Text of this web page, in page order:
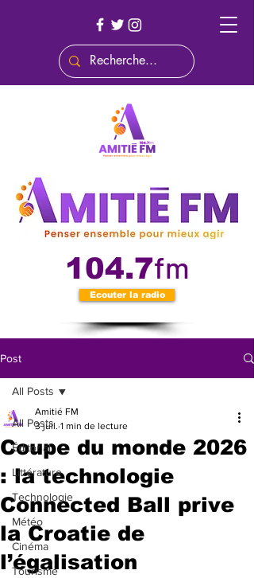
104.7fm
Ecouter la radio
Post
All Posts
Éditorial
Littérature
Technologie
Météo
Cinéma
Tourisme
All Posts
Coupe du monde 2026
: la technologie
Connected Ball prive
la Croatie de
l’égalisation
Amitié FM
3 juil. 1 min de lecture